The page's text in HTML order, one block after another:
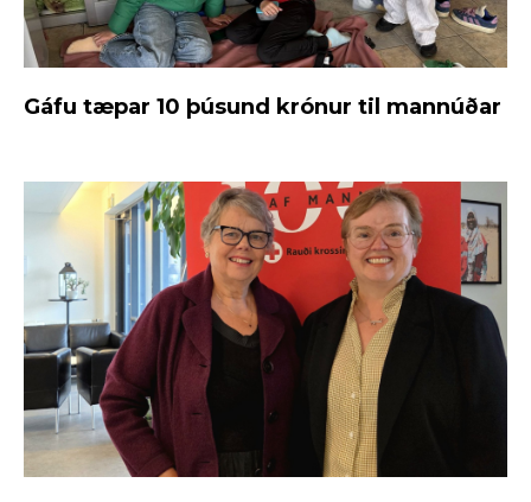
Gáfu tæpar 10 þúsund krónur til mannúðar